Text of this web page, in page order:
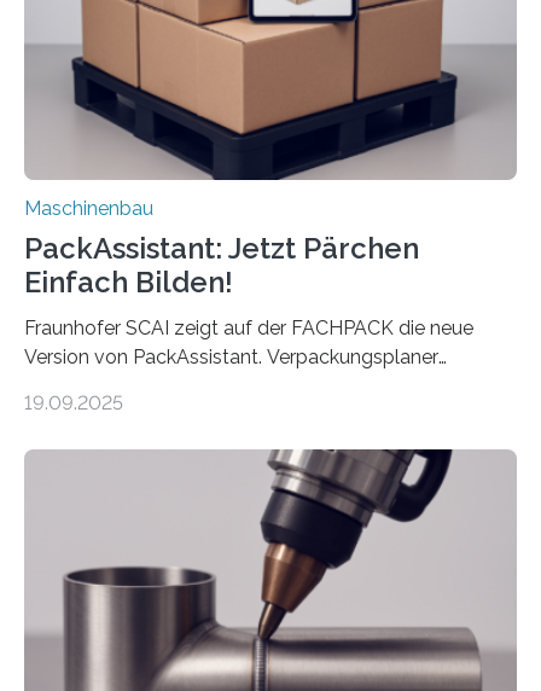
Exemplare pro Stunde. Je nach Maschinentyp und
Auftrag kann das Umrüsten…
Maschinenbau
PackAssistant: Jetzt Pärchen
Einfach Bilden!
Fraunhofer SCAI zeigt auf der FACHPACK die neue
Version von PackAssistant. Verpackungsplaner
Automobil, Maschinenbau und in der Zulieferindustrie.
Teile als eine Einheit verpacken. Die Anordnung kann
der Benutzer vorgeben und erhält so mehr Kontrolle
über die Positionierung der Bauteile. Die ebenfalls neue
Automatisierungsschnittstelle dient dazu, die Software
besser in spezifische Unternehmensprozesse
einzubinden. Sankt Augustin – Zur Messe FACHPACK
vom 23. bis 25. September in Nürnberg…
19.09.2025